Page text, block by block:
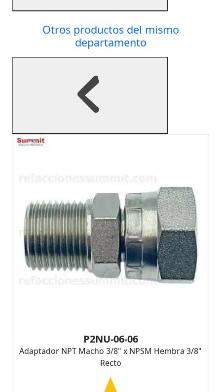
Otros productos del mismo
departamento
P2NU-06-06
Adaptador NPT Macho 3/8" x NPSM Hembra 3/8"
Recto